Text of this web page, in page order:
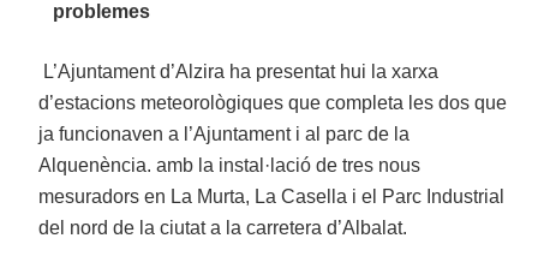
problemes
L’Ajuntament d’Alzira ha presentat hui la xarxa
d’estacions meteorològiques que completa les dos que
ja funcionaven a l’Ajuntament i al parc de la
Alquenència. amb la instal·lació de tres nous
mesuradors en La Murta, La Casella i el Parc Industrial
del nord de la ciutat a la carretera d’Albalat.